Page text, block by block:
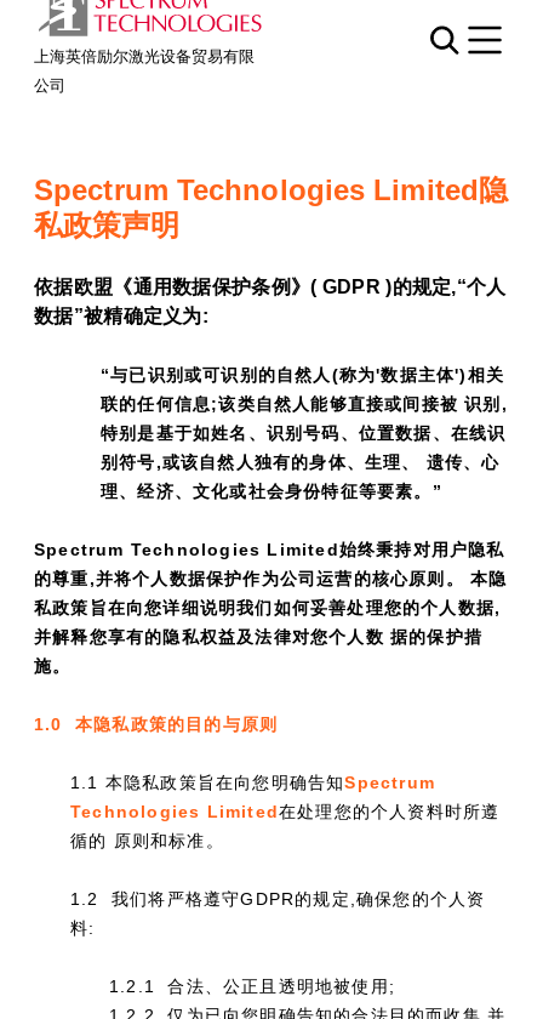
上海英倍励尔激光设备贸易有限
公司
Spectrum Technologies Limited隐
私政策声明
依据欧盟《通用数据保护条例》( GDPR )的规定,“个人
数据”被精确定义为:
“与已识别或可识别的自然人(称为'数据主体')相关
联的任何信息;该类自然人能够直接或间接被 识别,
特别是基于如姓名、识别号码、位置数据、在线识
别符号,或该自然人独有的身体、生理、 遗传、心
理、经济、文化或社会身份特征等要素。”
Spectrum Technologies Limited始终秉持对用户隐私
的尊重,并将个人数据保护作为公司运营的核心原则。 本隐
私政策旨在向您详细说明我们如何妥善处理您的个人数据,
并解释您享有的隐私权益及法律对您个人数 据的保护措
施。
1.0 本隐私政策的目的与原则
1.1 本隐私政策旨在向您明确告知Spectrum
Technologies Limited在处理您的个人资料时所遵
循的 原则和标准。
1.2 我们将严格遵守GDPR的规定,确保您的个人资
料:
1.2.1 合法、公正且透明地被使用;